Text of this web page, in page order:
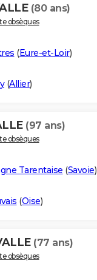
(80 ans)
obsèques
(Eure-et-Loir)
(Allier)
(97 ans)
obsèques
Tarentaise (Savoie)
(Oise)
(77 ans)
obsèques